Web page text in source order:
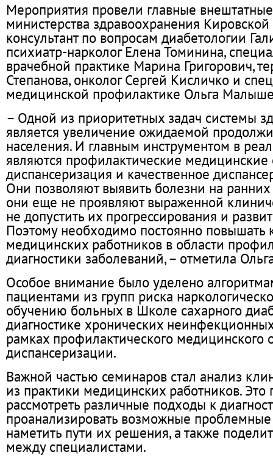
Мероприятия провели главные
министерства здравоохранения Кировской
консультант по вопросам диабетологии
психиатр-нарколог Елена Томинина,
врачебной практике Марина Григорович,
Степанова, онколог Сергей Кисличко и
медицинской профилактике Ольга
– Одной из приоритетных задач системы
является увеличение ожидаемой
населения. И главным инструментом в
являются профилактические медицинские
диспансеризация и качественное
Они позволяют выявить болезни на ранних
они еще не проявляют выраженной
не допустить их прогрессирования и
Поэтому необходимо постоянно повышать
медицинских работников в области
диагностики заболеваний, – отметила
Особое внимание было уделено
пациентами из групп риска
обучению больных в Школе сахарного
диагностике хронических
рамках профилактического медицинского
диспансеризации.
Важной частью семинаров стал анализ
из практики медицинских работников. Это
рассмотреть различные подходы к
проанализировать возможные
наметить пути их решения, а также
между специалистами.